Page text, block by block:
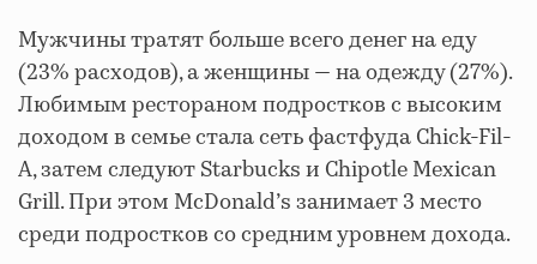
Мужчины тратят больше всего денег на еду
(23% расходов), а женщины — на одежду (27%).
Любимым рестораном подростков с высоким
доходом в семье стала сеть фастфуда Chick-Fil-
A, затем следуют Starbucks и Chipotle Mexican
Grill. При этом McDonald’s занимает 3 место
среди подростков со средним уровнем дохода.